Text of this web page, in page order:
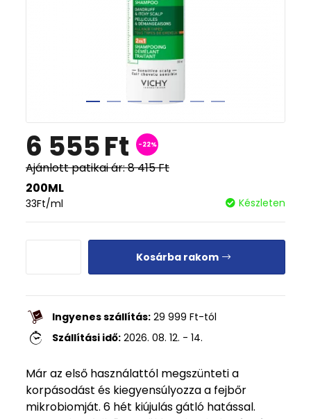
6 555Ft -22%
Ajánlott patikai ár:8 415Ft
200ML
33Ft/ml Készleten
Kosárba rakom
Ingyenes szállítás: 29 999 Ft-tól
Szállítási idő: 2026. 08. 12. - 14.
Már az első használattól megszünteti a
korpásodást és kiegyensúlyozza a fejbőr
mikrobiomját. 6 hét kiújulás gátló hatással.